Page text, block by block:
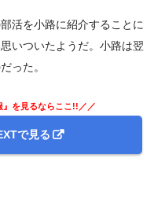
活を小路に紹介することに
いついたようだ。小路は翌
った。
』を見るならここ!!／／
で見る